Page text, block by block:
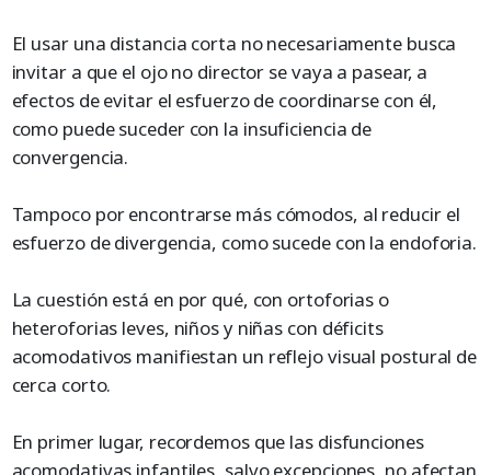
El usar una distancia corta no necesariamente busca
invitar a que el ojo no director se vaya a pasear, a
efectos de evitar el esfuerzo de coordinarse con él,
como puede suceder con la insuficiencia de
convergencia.
Tampoco por encontrarse más cómodos, al reducir el
esfuerzo de divergencia, como sucede con la endoforia.
La cuestión está en por qué, con ortoforias o
heteroforias leves, niños y niñas con déficits
acomodativos manifiestan un reflejo visual postural de
cerca corto.
En primer lugar, recordemos que las disfunciones
acomodativas infantiles, salvo excepciones, no afectan